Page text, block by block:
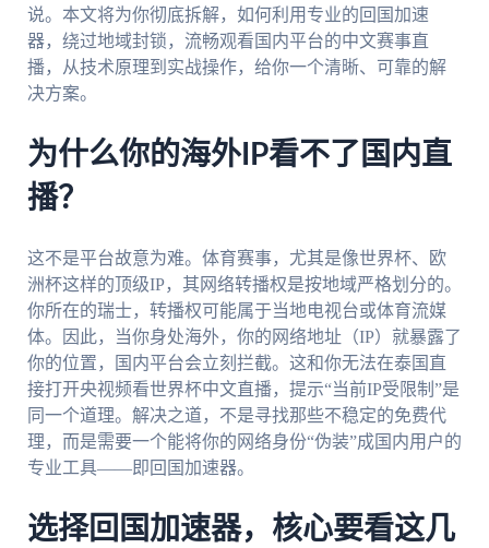
说。本文将为你彻底拆解，如何利用专业的回国加速
器，绕过地域封锁，流畅观看国内平台的中文赛事直
播，从技术原理到实战操作，给你一个清晰、可靠的解
决方案。
为什么你的海外IP看不了国内直
播？
这不是平台故意为难。体育赛事，尤其是像世界杯、欧
洲杯这样的顶级IP，其网络转播权是按地域严格划分的。
你所在的瑞士，转播权可能属于当地电视台或体育流媒
体。因此，当你身处海外，你的网络地址（IP）就暴露了
你的位置，国内平台会立刻拦截。这和你无法在泰国直
接打开央视频看世界杯中文直播，提示“当前IP受限制”是
同一个道理。解决之道，不是寻找那些不稳定的免费代
理，而是需要一个能将你的网络身份“伪装”成国内用户的
专业工具——即回国加速器。
选择回国加速器，核心要看这几